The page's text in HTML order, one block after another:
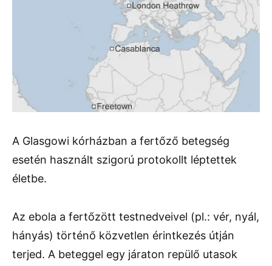
A Glasgowi kórházban a fertőző betegség
esetén használt szigorú protokollt léptettek
életbe.
Az ebola a fertőzött testnedveivel (pl.: vér, nyál,
hányás) történő közvetlen érintkezés útján
terjed. A beteggel egy járaton repülő utasok